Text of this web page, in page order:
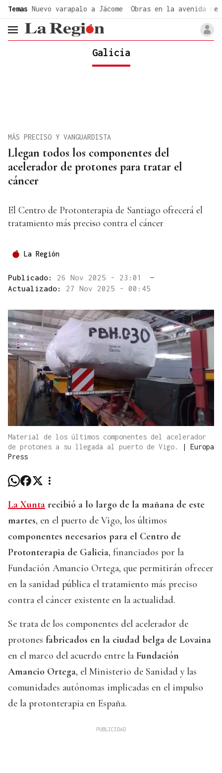
Temas Nuevo varapalo a Jácome Obras en la avenida de
header.menu.open
Galicia
Llegan todos los componentes del
acelerador de protones para tratar el
cáncer
MÁS PRECISO Y VANGUARDISTA
El Centro de Protonterapia de Santiago ofrecerá el
tratamiento más preciso contra el cáncer
La Región
Publicado: 26 Nov 2025 - 23:01
—
Actualizado: 27 Nov 2025 - 00:45
Material de los últimos componentes del acelerador
de protones a su llegada al puerto de Vigo.
| Europa
Press
La Xunta recibió a lo largo de la mañana de este
martes, en el puerto de Vigo, los últimos
componentes necesarios para el Centro de
Protonterapia de Galicia, financiados por la
Fundación Amancio Ortega, que permitirán ofrecer
en la sanidad pública el tratamiento más preciso
contra el cáncer existente en la actualidad.
Se trata de los componentes del acelerador de
protones fabricados en la ciudad belga de Lovaina
en el marco del acuerdo entre la Fundación
Amancio Ortega, el Ministerio de Sanidad y las
comunidades autónomas implicadas en el impulso
de la protonterapia en España.